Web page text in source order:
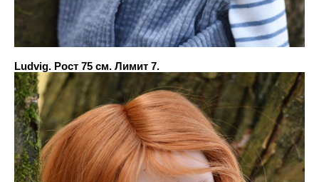
Ludvig. Рост 75 см. Лимит 7.